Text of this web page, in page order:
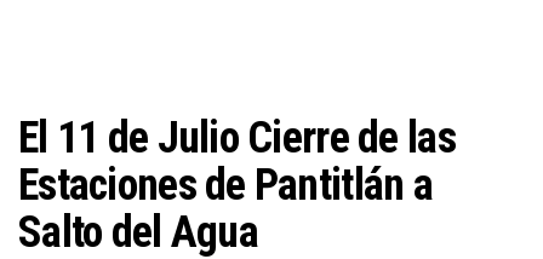
El 11 de Julio Cierre de las
Estaciones de Pantitlán a
Salto del Agua